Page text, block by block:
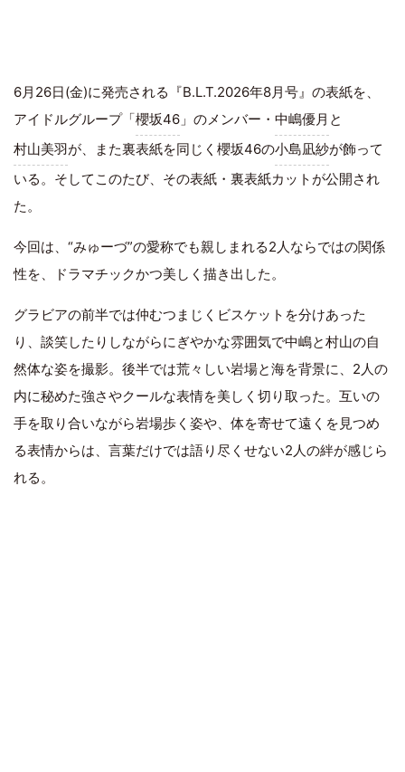
6月26日(金)に発売される『B.L.T.2026年8月号』の表紙を、
アイドルグループ「櫻坂46 」のメンバー・ 中嶋優月 と
村山美羽が、また裏表紙を同じく櫻坂46の小島凪紗が飾って
いる。そしてこのたび、その表紙・裏表紙カットが公開され
た。
今回は、“みゅーづ”の愛称でも親しまれる2人ならではの関係
性を、ドラマチックかつ美しく描き出した。
グラビアの前半では仲むつまじくビスケットを分けあった
り、談笑したりしながらにぎやかな雰囲気で中嶋と村山の自
然体な姿を撮影。後半では荒々しい岩場と海を背景に、2人の
内に秘めた強さやクールな表情を美しく切り取った。互いの
手を取り合いながら岩場歩く姿や、体を寄せて遠くを見つめ
る表情からは、言葉だけでは語り尽くせない2人の絆が感じら
れる。